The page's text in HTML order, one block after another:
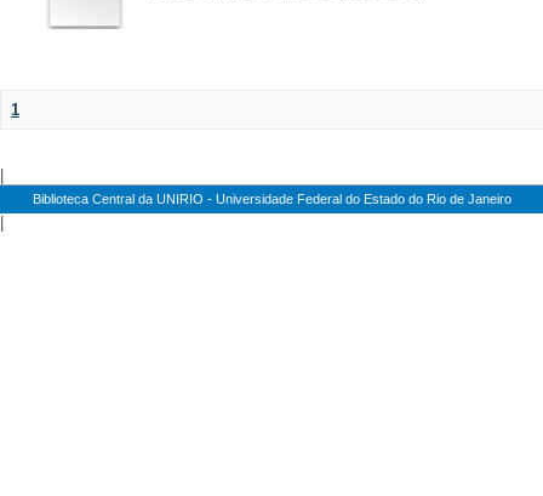
1
Biblioteca Central da UNIRIO - Universidade Federal do Estado do Rio de Janeiro